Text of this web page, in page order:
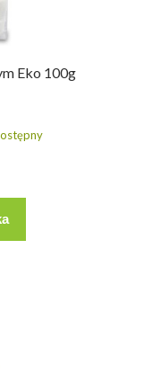
Eko 100g